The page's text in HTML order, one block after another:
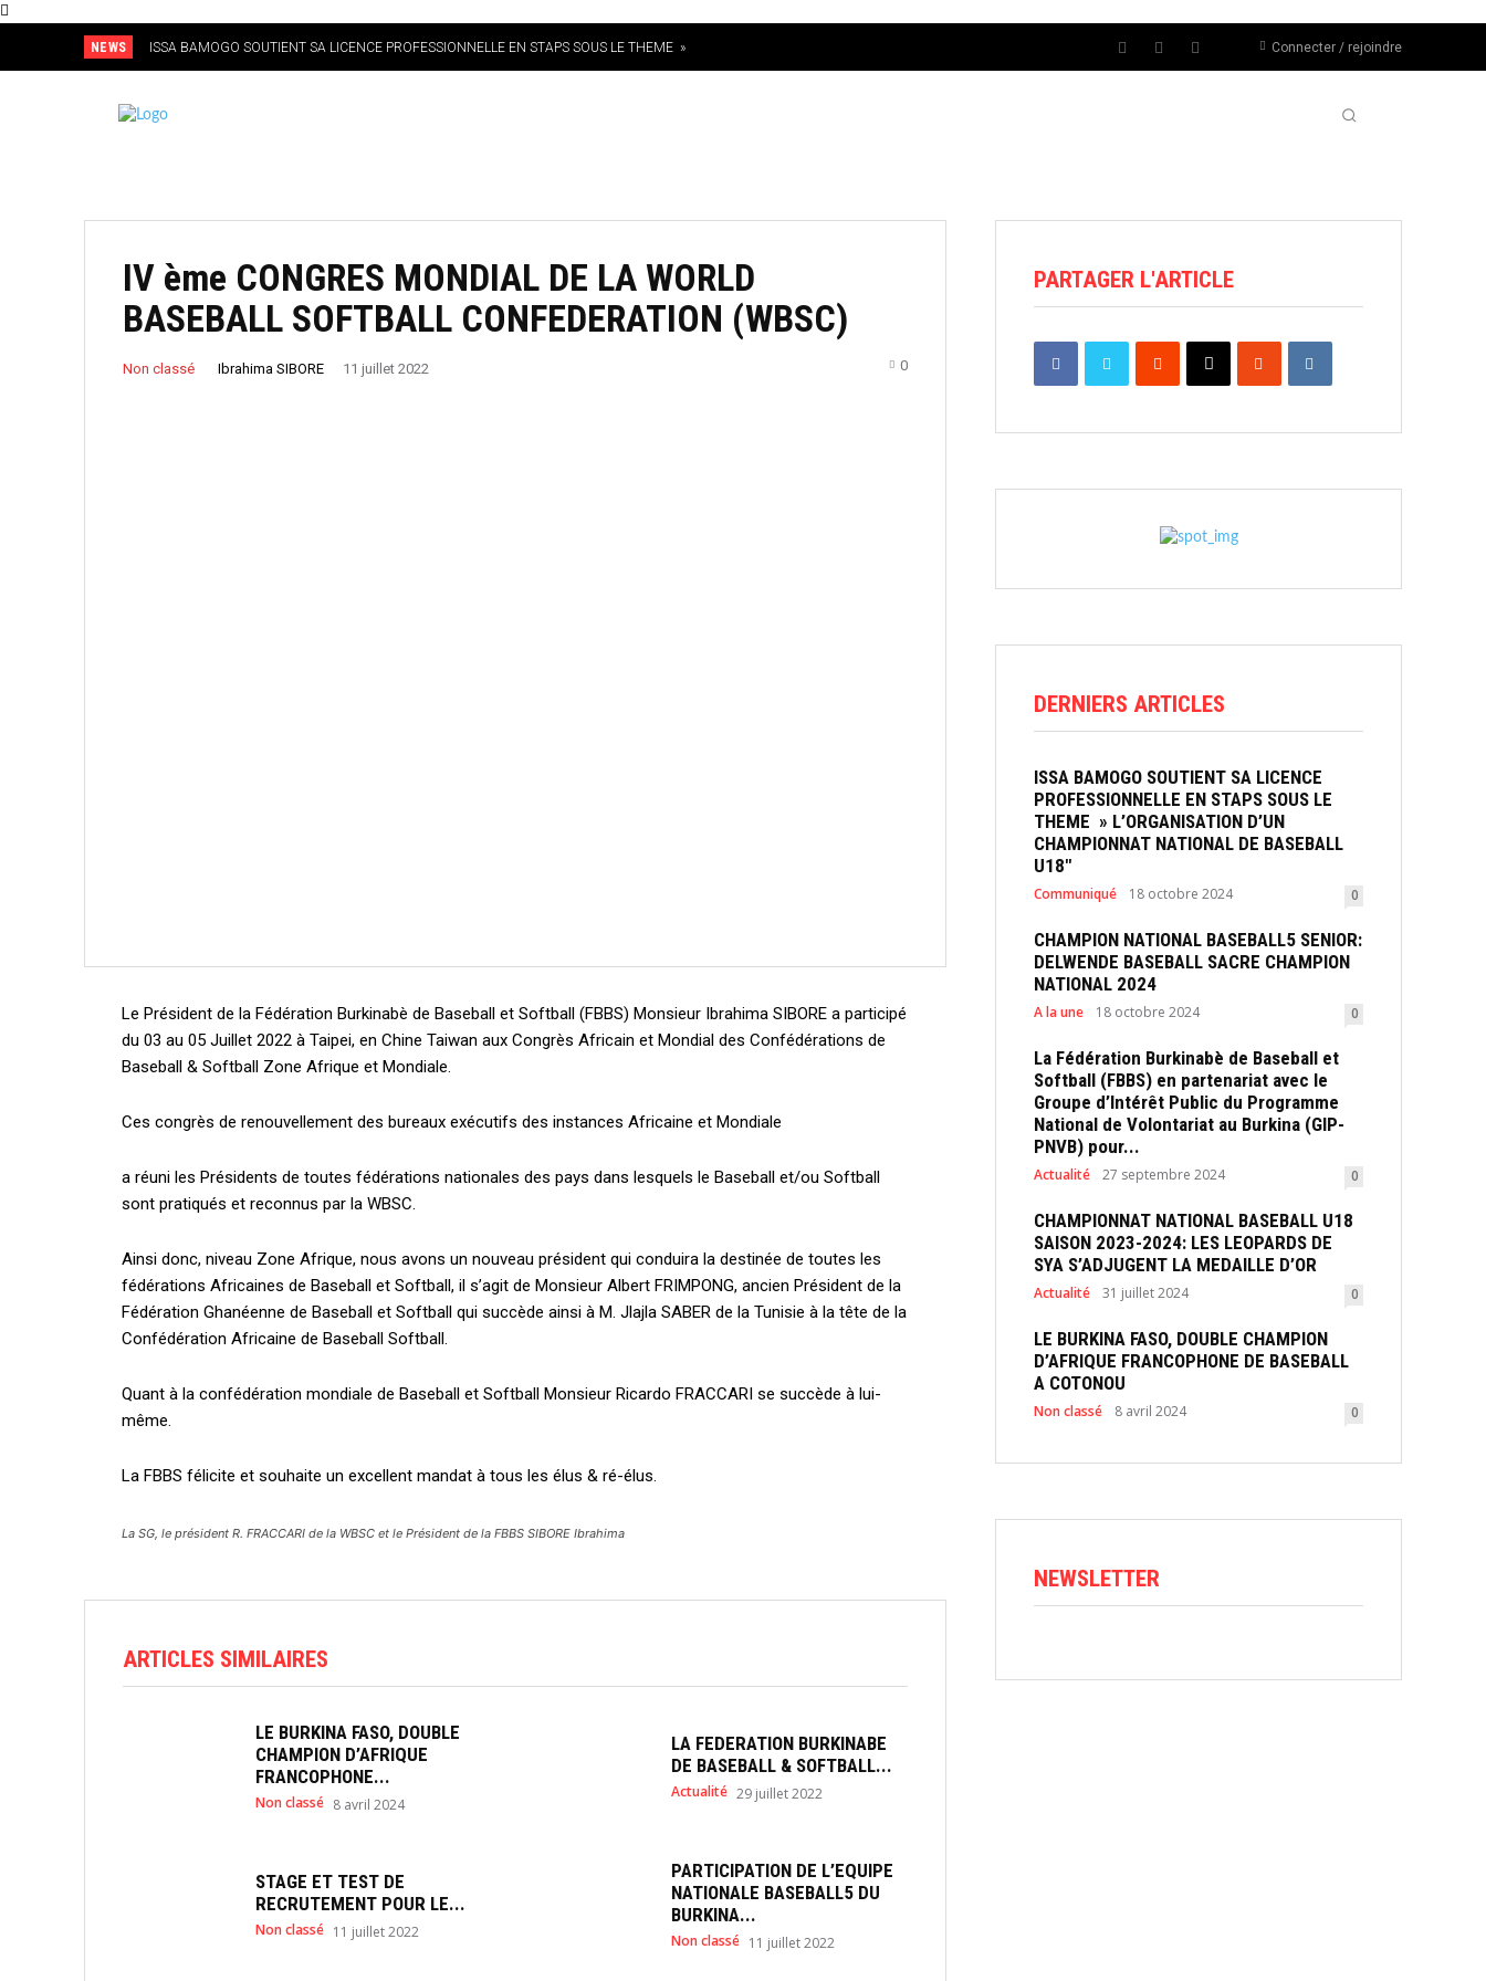
NEWS
ISSA BAMOGO SOUTIENT SA LICENCE PROFESSIONNELLE EN STAPS SOUS LE THEME »
L’ORGANISATION D’UN CHAMPIONNAT NATIONAL DE BASEBALL U18″
Connecter / rejoindre
IV ème CONGRES MONDIAL DE LA WORLD
BASEBALL SOFTBALL CONFEDERATION (WBSC)
Non classé Ibrahima SIBORE 11 juillet 2022 0
Le Président de la Fédération Burkinabè de Baseball et Softball (FBBS) Monsieur Ibrahima SIBORE a participé
du 03 au 05 Juillet 2022 à Taipei, en Chine Taiwan aux Congrès Africain et Mondial des Confédérations de
Baseball & Softball Zone Afrique et Mondiale.
Ces congrès de renouvellement des bureaux exécutifs des instances Africaine et Mondiale
a réuni les Présidents de toutes fédérations nationales des pays dans lesquels le Baseball et/ou Softball
sont pratiqués et reconnus par la WBSC.
Ainsi donc, niveau Zone Afrique, nous avons un nouveau président qui conduira la destinée de toutes les
fédérations Africaines de Baseball et Softball, il s’agit de Monsieur Albert FRIMPONG, ancien Président de la
Fédération Ghanéenne de Baseball et Softball qui succède ainsi à M. Jlajla SABER de la Tunisie à la tête de la
Confédération Africaine de Baseball Softball.
Quant à la confédération mondiale de Baseball et Softball Monsieur Ricardo FRACCARI se succède à lui-
même.
La FBBS félicite et souhaite un excellent mandat à tous les élus & ré-élus.
La SG, le président R. FRACCARI de la WBSC et le Président de la FBBS SIBORE Ibrahima
ARTICLES SIMILAIRES
LE BURKINA FASO, DOUBLE
CHAMPION D’AFRIQUE
FRANCOPHONE...
Non classé 8 avril 2024
LA FEDERATION BURKINABE
DE BASEBALL & SOFTBALL...
Actualité 29 juillet 2022
STAGE ET TEST DE
RECRUTEMENT POUR LE...
Non classé 11 juillet 2022
PARTICIPATION DE L’EQUIPE
NATIONALE BASEBALL5 DU
BURKINA...
Non classé 11 juillet 2022
PARTAGER L'ARTICLE
DERNIERS ARTICLES
ISSA BAMOGO SOUTIENT SA LICENCE
PROFESSIONNELLE EN STAPS SOUS LE
THEME » L’ORGANISATION D’UN
CHAMPIONNAT NATIONAL DE BASEBALL
U18″
Communiqué 18 octobre 2024 0
CHAMPION NATIONAL BASEBALL5 SENIOR:
DELWENDE BASEBALL SACRE CHAMPION
NATIONAL 2024
A la une 18 octobre 2024 0
La Fédération Burkinabè de Baseball et
Softball (FBBS) en partenariat avec le
Groupe d’Intérêt Public du Programme
National de Volontariat au Burkina (GIP-
PNVB) pour...
Actualité 27 septembre 2024 0
CHAMPIONNAT NATIONAL BASEBALL U18
SAISON 2023-2024: LES LEOPARDS DE
SYA S’ADJUGENT LA MEDAILLE D’OR
Actualité 31 juillet 2024 0
LE BURKINA FASO, DOUBLE CHAMPION
D’AFRIQUE FRANCOPHONE DE BASEBALL
A COTONOU
Non classé 8 avril 2024 0
NEWSLETTER